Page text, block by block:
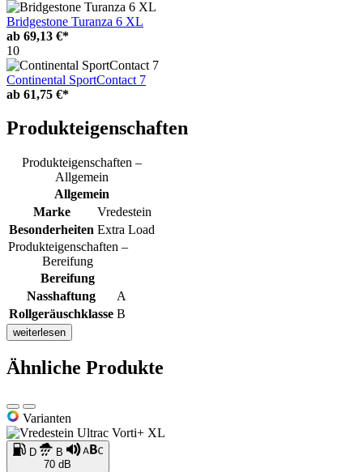
Bridgestone Turanza 6 XL
ab 69,13 €*
10
Continental SportContact 7
ab 61,75 €*
Produkteigenschaften
Produkteigenschaften –
Allgemein
Allgemein
Marke
Vredestein
Besonderheiten Extra Load
Produkteigenschaften –
Bereifung
Bereifung
Nasshaftung
A
Rollgeräuschklasse B
weiterlesen
Ähnliche Produkte
Varianten
D
B
70 dB